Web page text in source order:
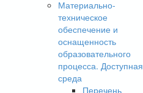
Материально-
техническое
обеспечение и
оснащенность
образовательного
процесса. Доступная
среда
Перечень